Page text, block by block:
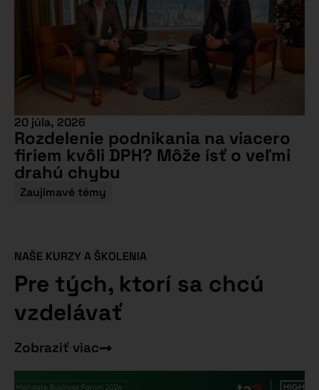
20 júla, 2026
Rozdelenie podnikania na viacero
firiem kvôli DPH? Môže ísť o veľmi
drahú chybu
Zaujímavé témy
NAŠE KURZY A ŠKOLENIA
Pre tých, ktorí sa chcú
vzdelávať
Zobraziť viac